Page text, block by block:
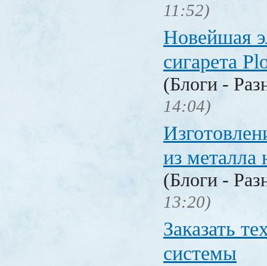
11:52)
Новейшая
сигарета
(Блоги -
14:04)
из
(Блоги -
13:20)
Заказать
системы